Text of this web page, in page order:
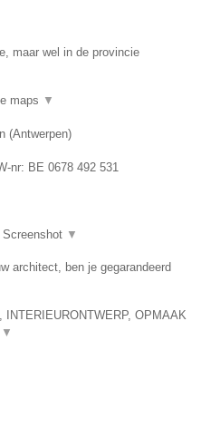
maar wel in de provincie
maps ▼
(Antwerpen)
nr: BE 0678 492 531
Screenshot ▼
architect, ben je gegarandeerd
INTERIEURONTWERP, OPMAAK
▼